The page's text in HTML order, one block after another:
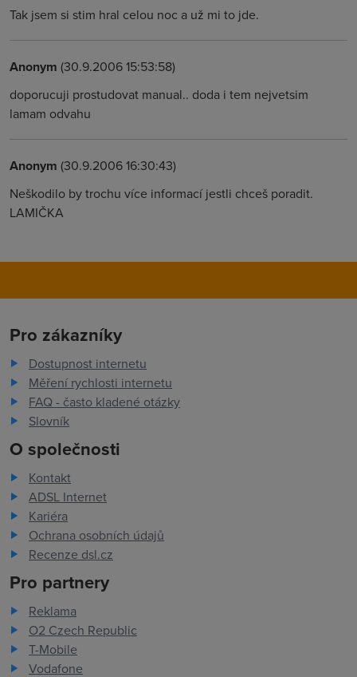
Tak jsem si stim hral celou noc a už mi to jde.
Anonym (30.9.2006 15:53:58)
doporucuji prostudovat manual.. doda i tem nejvetsim
lamam odvahu
Anonym (30.9.2006 16:30:43)
Neškodilo by trochu více informací jestli chceš poradit.
LAMIČKA
Pro zákazníky
Dostupnost internetu
Měření rychlosti internetu
FAQ - často kladené otázky
Slovník
O společnosti
Kontakt
ADSL Internet
Kariéra
Ochrana osobních údajů
Recenze dsl.cz
Pro partnery
Reklama
O2 Czech Republic
T-Mobile
Vodafone